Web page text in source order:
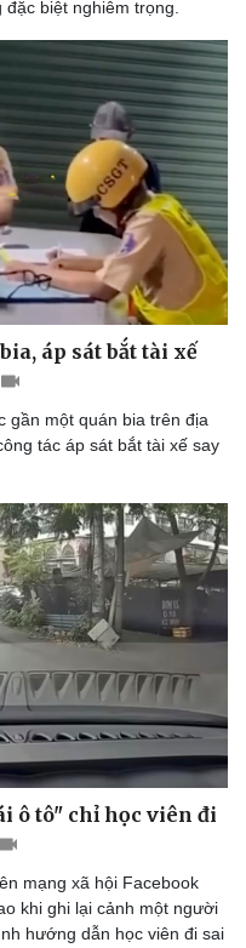
tô - Xe máy
tô
máy
vấn
biệt nghiêm trọng.
áp sát bắt tài xế
gần một quán bia trên địa
tác áp sát bắt tài xế say
ô tô" chỉ học viên đi
mạng xã hội Facebook
khi ghi lại cảnh một người
hướng dẫn học viên đi sai